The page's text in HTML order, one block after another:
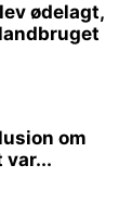
ødelagt,
om
var...